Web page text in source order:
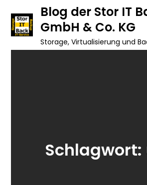
content
Blog der Stor IT
GmbH & Co. KG
Storage, Virtualisierung und
Schlagwort: